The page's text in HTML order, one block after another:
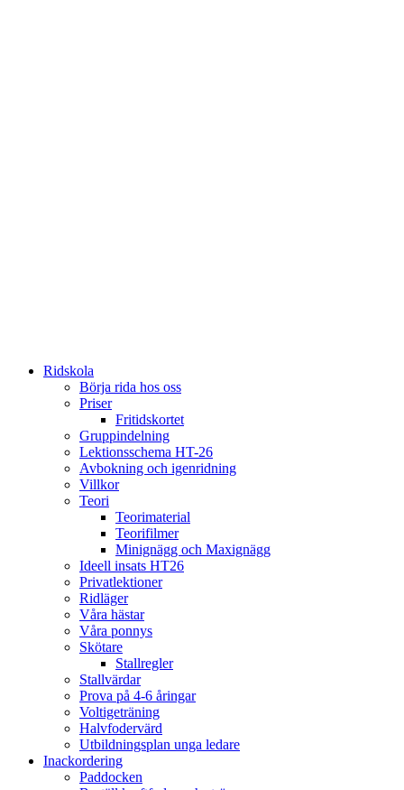
Ridskola
Börja rida hos oss
Priser
Fritidskortet
Gruppindelning
Lektionsschema HT-26
Avbokning och igenridning
Villkor
Teori
Teorimaterial
Teorifilmer
Minignägg och Maxignägg
Ideell insats HT26
Privatlektioner
Ridläger
Våra hästar
Våra ponnys
Skötare
Stallregler
Stallvärdar
Prova på 4-6 åringar
Voltigeträning
Halvfodervärd
Utbildningsplan unga ledare
Inackordering
Paddocken